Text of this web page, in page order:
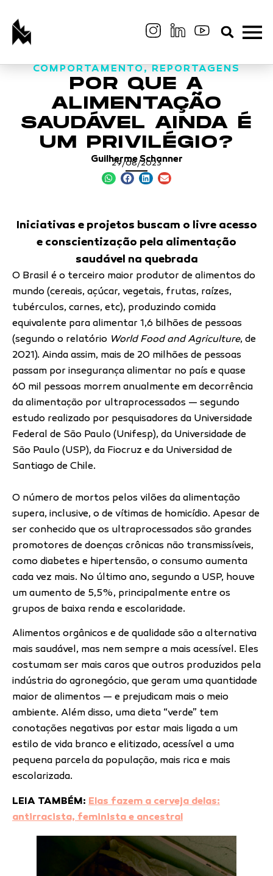
COMPORTAMENTO, REPORTAGENS
POR QUE A
ALIMENTAÇÃO
SAUDÁVEL AINDA É
UM PRIVILÉGIO?
Guilherme Schanner
29/08/2023
Iniciativas e projetos buscam o livre acesso
e conscientização pela alimentação
saudável na quebrada
O Brasil é o terceiro maior produtor de alimentos do
mundo (cereais, açúcar, vegetais, frutas, raízes,
tubérculos, carnes, etc), produzindo comida
equivalente para alimentar 1,6 bilhões de pessoas
(segundo o relatório World Food and Agriculture, de
2021). Ainda assim, mais de 20 milhões de pessoas
passam por insegurança alimentar no país e quase
60 mil pessoas morrem anualmente em decorrência
da alimentação por ultraprocessados — segundo
estudo realizado por pesquisadores da Universidade
Federal de São Paulo (Unifesp), da Universidade de
São Paulo (USP), da Fiocruz e da Universidad de
Santiago de Chile.
O número de mortos pelos vilões da alimentação
supera, inclusive, o de vítimas de homicídio. Apesar de
ser conhecido que os ultraprocessados são grandes
promotores de doenças crônicas não transmissíveis,
como diabetes e hipertensão, o consumo aumenta
cada vez mais. No último ano, segundo a USP, houve
um aumento de 5,5%, principalmente entre os
grupos de baixa renda e escolaridade.
Alimentos orgânicos e de qualidade são a alternativa
mais saudável, mas nem sempre a mais acessível. Eles
costumam ser mais caros que outros produzidos pela
indústria do agronegócio, que geram uma quantidade
maior de alimentos — e prejudicam mais o meio
ambiente. Além disso, uma dieta “verde” tem
conotações negativas por estar mais ligada a um
estilo de vida branco e elitizado, acessível a uma
pequena parcela da população, mais rica e mais
escolarizada.
LEIA TAMBÉM: Elas fazem a cerveja delas:
antirracista, feminista e ancestral